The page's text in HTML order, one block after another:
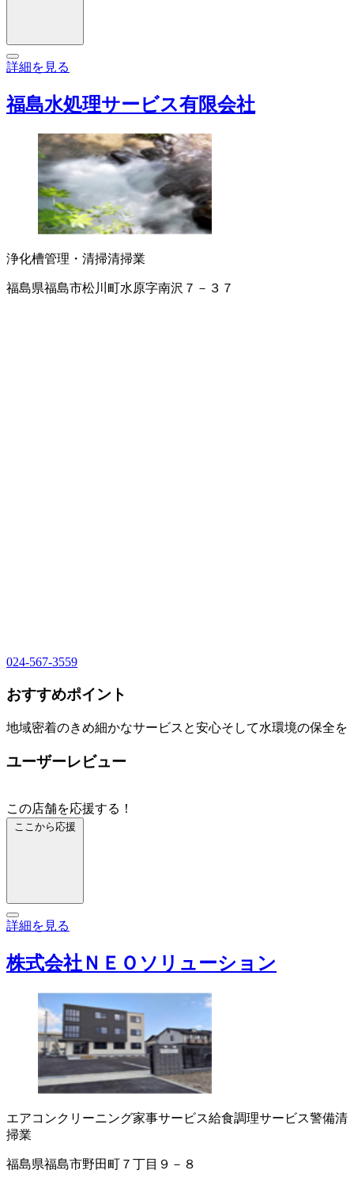
詳細を見る
福島水処理サービス有限会社
浄化槽管理・清掃清掃業
福島県福島市松川町水原字南沢７－３７
024-567-3559
おすすめポイント
地域密着のきめ細かなサービスと安心そして水環境の保全を
ユーザーレビュー
この店舗を応援する！
ここから応援
詳細を見る
株式会社ＮＥＯソリューション
エアコンクリーニング家事サービス給食調理サービス警備清
掃業
福島県福島市野田町７丁目９－８